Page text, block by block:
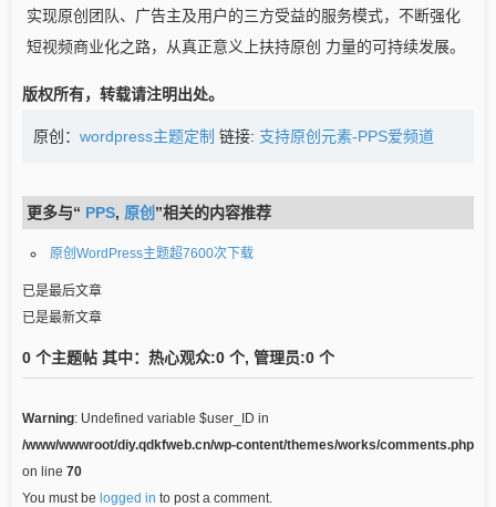
实现原创团队、广告主及用户的三方受益的服务模式，不断强化
短视频商业化之路，从真正意义上扶持原创 力量的可持续发展。
版权所有，转载请注明出处。
原创： wordpress主题定制 链接: 支持原创元素-PPS爱频道
更多与“ PPS, 原创 ”相关的内容推荐
原创WordPress主题超7600次下载
已是最后文章
已是最新文章
0 个主题帖 其中：热心观众:0 个, 管理员:0 个
Warning: Undefined variable $user_ID in
/www/wwwroot/diy.qdkfweb.cn/wp-content/themes/works/comments.php
on line 70
You must be logged in to post a comment.